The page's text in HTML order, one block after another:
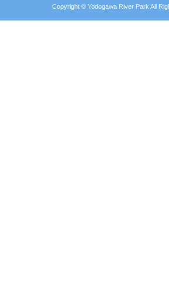
Copyright © Yodogawa River Park All